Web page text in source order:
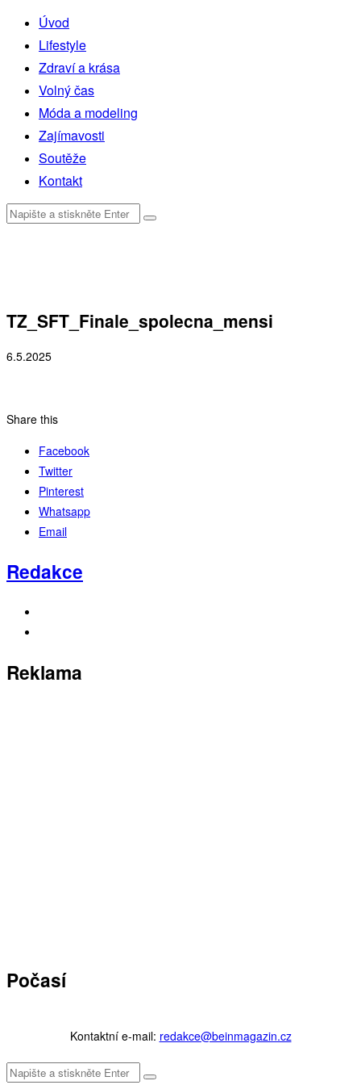
Úvod
Lifestyle
Zdraví a krása
Volný čas
Móda a modeling
Zajímavosti
Soutěže
Kontakt
TZ_SFT_Finale_spolecna_mensi
6.5.2025
Share this
Facebook
Twitter
Pinterest
Whatsapp
Email
Redakce
Reklama
Počasí
Kontaktní e-mail: redakce@beinmagazin.cz